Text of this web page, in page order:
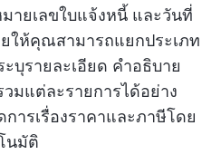
ายเลขใบแจ้งหนี้ และวันที่
ให้คุณสามารถแยกประเภท
บุรายละเอียด คำอธิบาย
มแต่ละรายการได้อย่าง
ารเรื่องราคาและภาษีโดย
นมัติ